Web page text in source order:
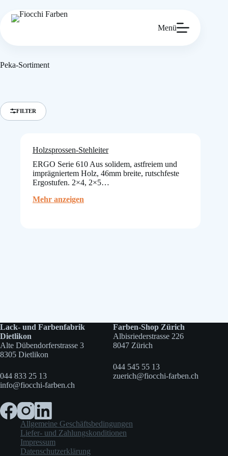
Inhalt
springen
Menü
Peka-Sortiment
FILTER
Holzsprossen-Stehleiter
ERGO Serie 610 Aus solidem, astfreiem und
imprägniertem Holz, 46mm breite, rutschfeste
Ergostufen. 2×4, 2×5…
Mehr anzeigen
Lack- und Farbenfabrik
Dietlikon
Alte Dübendorferstrasse 3
8305 Dietlikon
044 833 25 13
info@fiocchi-farben.ch
Farben-Shop Zürich
Albisriederstrasse 226
8047 Zürich
044 545 55 13
zuerich@fiocchi-farben.ch
Allgemeine Geschäftsbedingungen
Liefer- und Zahlungskonditionen
Impressum
Datenschutzerklärung